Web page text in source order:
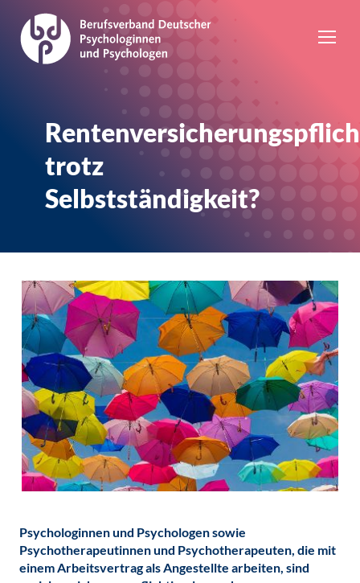
trotz
Selbstständigkeit?
Psychologinnen und Psychologen sowie
Psychotherapeutinnen und Psychotherapeuten, die mit
einem Arbeitsvertrag als Angestellte arbeiten, sind